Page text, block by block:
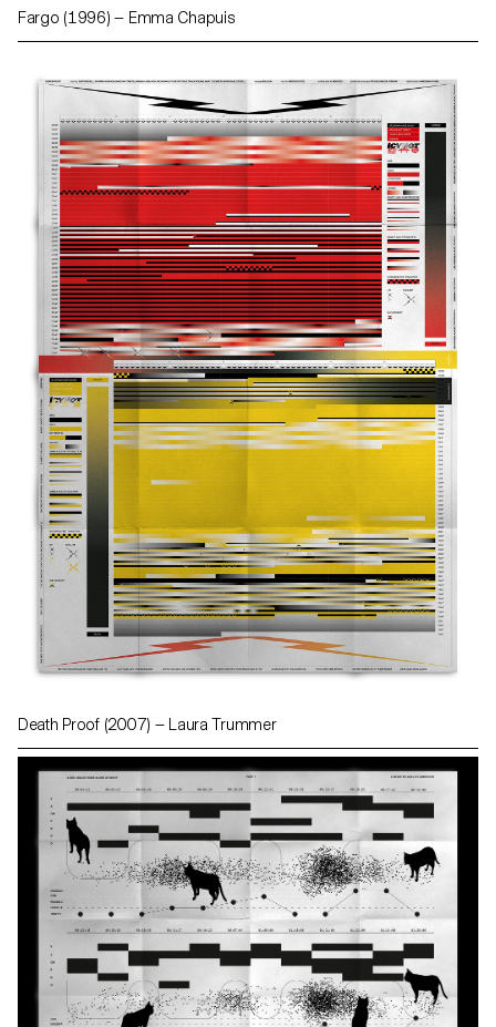
Fargo (1996) — Emma Chapuis
Death Proof (2007) — Laura Trummer